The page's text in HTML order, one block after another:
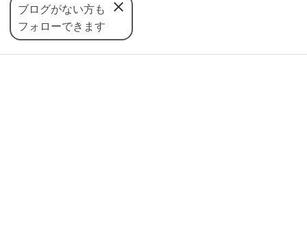
ブログがない方も
フォローできます